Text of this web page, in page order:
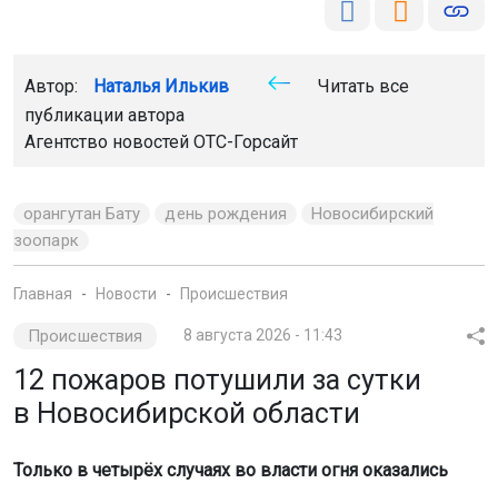
Автор: Наталья Илькив
Читать все
публикации автора
Агентство новостей ОТС-Горсайт
орангутан Бату день рождения
Новосибирский
зоопарк
Главная Новости Происшествия
Происшествия 8 августа 2026 - 11:43
12 пожаров потушили за сутки
в Новосибирской области
Только в четырёх случаях во власти огня оказались